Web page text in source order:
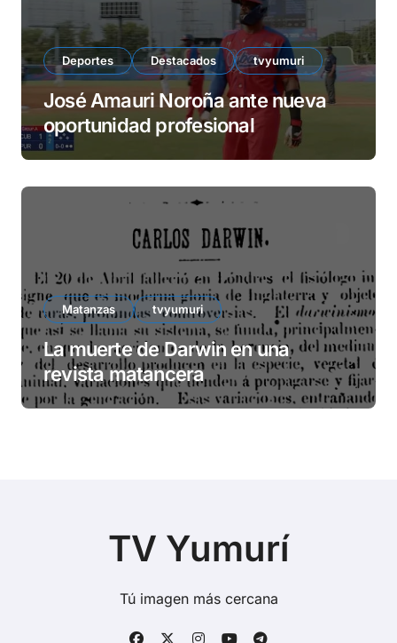
Deportes Destacados tvyumuri
José Amauri Noroña ante nueva
oportunidad profesional
Matanzas tvyumuri
La muerte de Darwin en una
revista matancera
TV Yumurí
Tú imagen más cercana